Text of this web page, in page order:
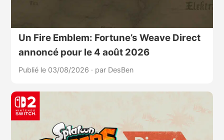
Un Fire Emblem: Fortune’s Weave Direct
annoncé pour le 4 août 2026
Publié le 03/08/2026 · par DesBen